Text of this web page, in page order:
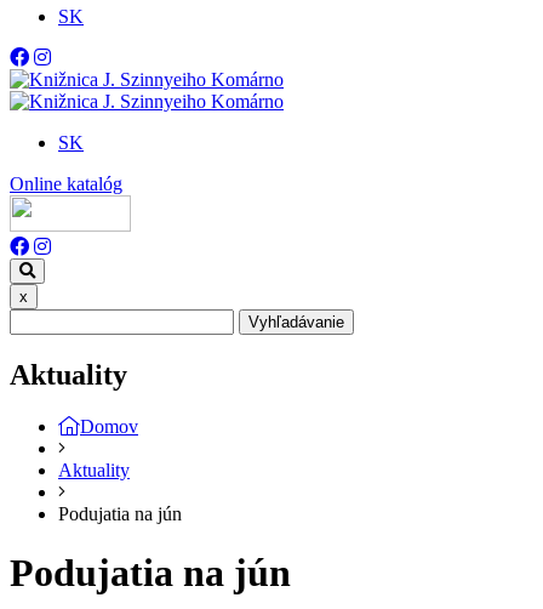
SK
SK
Online katalóg
x
Vyhľadávanie
Aktuality
Domov
Aktuality
Podujatia na jún
Podujatia na jún